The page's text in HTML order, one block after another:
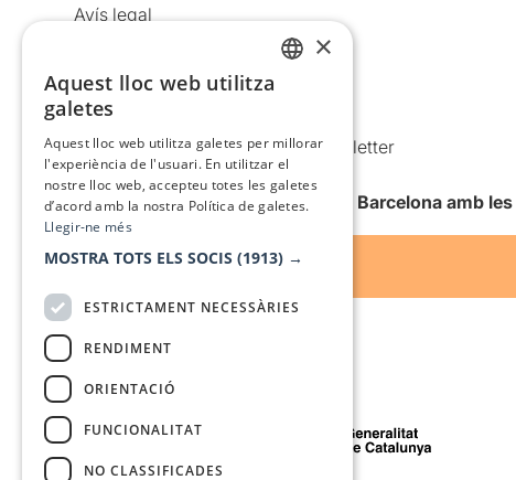
Avís legal
Política de cookies
Condicions d’ús
Comunicacions comercials i Newsletter
Anuncia’t
Vull rebre la newsletter de Teatre Barcelona amb
Amb el suport de
×
Aquest lloc web utilitza
galetes
Aquest lloc web utilitza galetes per millorar
l'experiència de l'usuari. En utilitzar el
nostre lloc web, accepteu totes les galetes
d’acord amb la nostra Política de galetes.
Llegir-ne més
MOSTRA TOTS ELS SOCIS (1913) →
ESTRICTAMENT NECESSÀRIES
RENDIMENT
ORIENTACIÓ
FUNCIONALITAT
NO CLASSIFICADES